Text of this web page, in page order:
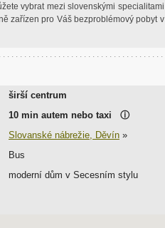
vybrat mezi slovenskými specialitami
zařízen pro Váš bezproblémový pobyt v
širší centrum
10 min autem nebo taxi ⓘ
Slovanské nábrežie, Děvín »
Bus
moderní dům v Secesním stylu